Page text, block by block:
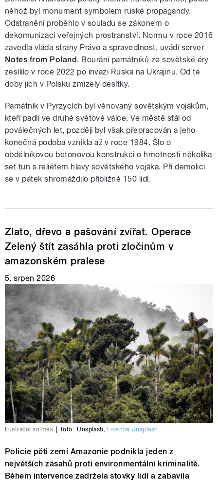
něhož byl monument symbolem ruské propagandy.
Odstranění proběhlo v souladu se zákonem o
dekomunizaci veřejných prostranství. Normu v roce 2016
zavedla vláda strany Právo a spravedlnost, uvádí server
Notes from Poland . Bourání památníků ze sovětské éry
zesílilo v roce 2022 po invazi Ruska na Ukrajinu. Od té
doby jich v Polsku zmizely desítky.
Památník v Pyrzycích byl věnovaný sovětským vojákům,
kteří padli ve druhé světové válce. Ve městě stál od
poválečných let, později byl však přepracován a jeho
konečná podoba vznikla až v roce 1984. Šlo o
obdélníkovou betonovou konstrukci o hmotnosti několika
set tun s reliéfem hlavy sovětského vojáka. Při demolici
se v pátek shromáždilo přibližně 150 lidí.
Zlato, dřevo a pašování zvířat. Operace
Zelený štít zasáhla proti zločinům v
amazonském pralese
5. srpen 2026
Ilustrační snímek foto: Unsplash Licence Unsplash
Policie pěti zemí Amazonie podnikla jeden z
největších zásahů proti environmentální kriminalitě.
Během intervence zadržela stovky lidí a zabavila